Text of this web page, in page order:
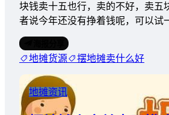
块钱卖十五也行，卖的不好，卖五
者说今年还没有挣着钱呢，可以试
地摊货源 摆地摊卖什么好
地摊资讯